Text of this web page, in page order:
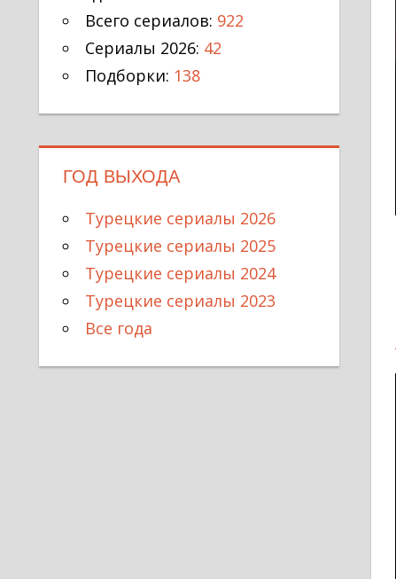
Всего сериалов: 922
Сериалы 2026: 42
Подборки: 138
ГОД ВЫХОДА
Турецкие сериалы 2026
Турецкие сериалы 2025
Турецкие сериалы 2024
Турецкие сериалы 2023
Все года